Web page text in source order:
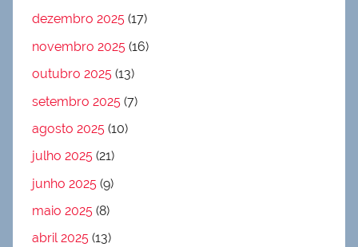
dezembro 2025 (17)
novembro 2025 (16)
outubro 2025 (13)
setembro 2025 (7)
agosto 2025 (10)
julho 2025 (21)
junho 2025 (9)
maio 2025 (8)
abril 2025 (13)